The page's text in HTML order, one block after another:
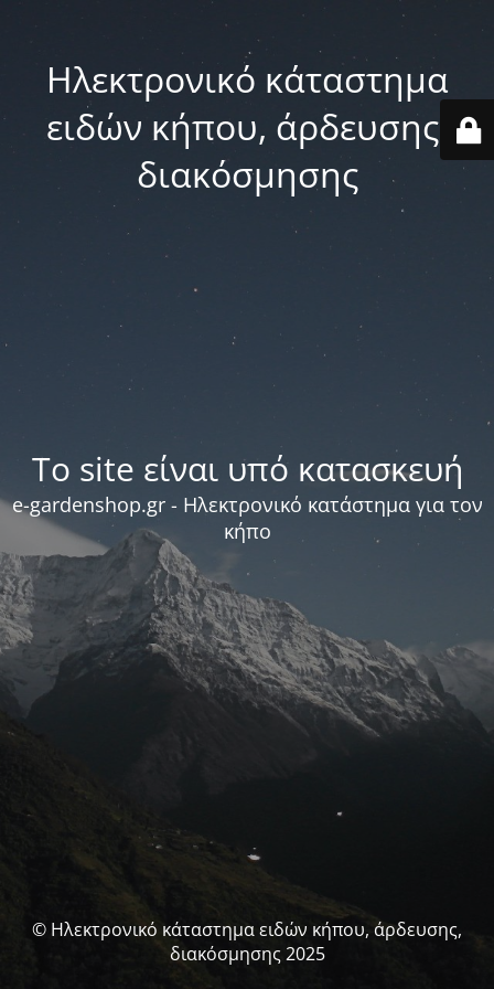
Ηλεκτρονικό κάταστημα
ειδών κήπου, άρδευσης,
διακόσμησης
Το site είναι υπό κατασκευή
e-gardenshop.gr - Ηλεκτρονικό κατάστημα για τον
κήπο
© Ηλεκτρονικό κάταστημα ειδών κήπου, άρδευσης,
διακόσμησης 2025